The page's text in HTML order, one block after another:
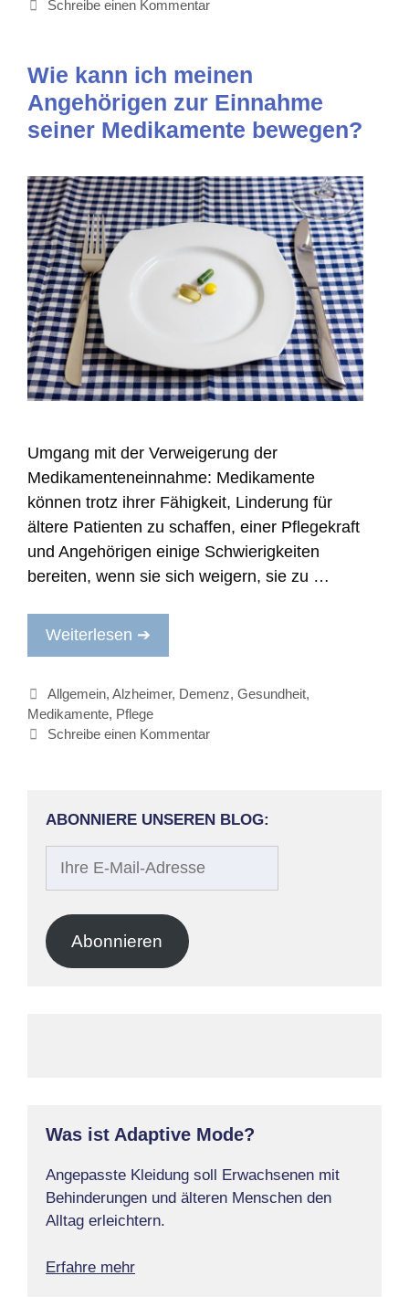
Schreibe einen Kommentar
Wie kann ich meinen
Angehörigen zur Einnahme
seiner Medikamente bewegen?
Umgang mit der Verweigerung der
Medikamenteneinnahme: Medikamente
können trotz ihrer Fähigkeit, Linderung für
ältere Patienten zu schaffen, einer Pflegekraft
und Angehörigen einige Schwierigkeiten
bereiten, wenn sie sich weigern, sie zu …
Weiterlesen ➔
Kategorien
Allgemein,Alzheimer, Demenz,Gesundheit,
Medikamente, Pflege
Schreibe einen Kommentar
ABONNIERE UNSEREN BLOG:
Adresse
Abonnieren
Was ist Adaptive Mode?
Angepasste Kleidung soll Erwachsenen mit
Behinderungen und älteren Menschen den
Alltag erleichtern.
Erfahre mehr